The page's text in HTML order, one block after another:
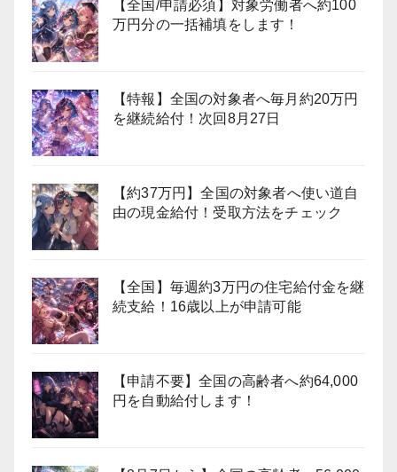
【全国/申請必須】対象労働者へ約100
万円分の一括補填をします！
【特報】全国の対象者へ毎月約20万円
を継続給付！次回8月27日
【約37万円】全国の対象者へ使い道自
由の現金給付！受取方法をチェック
【全国】毎週約3万円の住宅給付金を継
続支給！16歳以上が申請可能
【申請不要】全国の高齢者へ約64,000
円を自動給付します！